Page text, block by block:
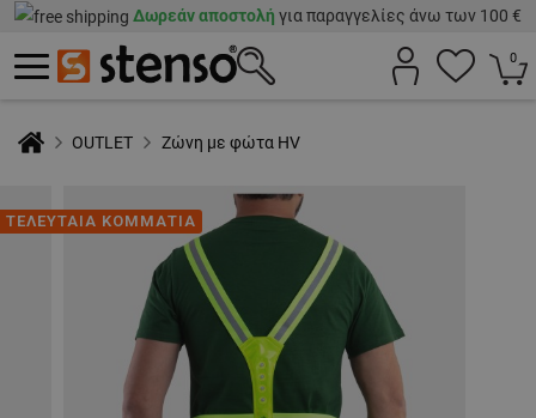
Δωρεάν αποστολή για παραγγελίες άνω των 100 €
0
OUTLET Ζώνη με φώτα HV
ΤΕΛΕΥΤΑΙΑ ΚΟΜΜΑΤΙΑ